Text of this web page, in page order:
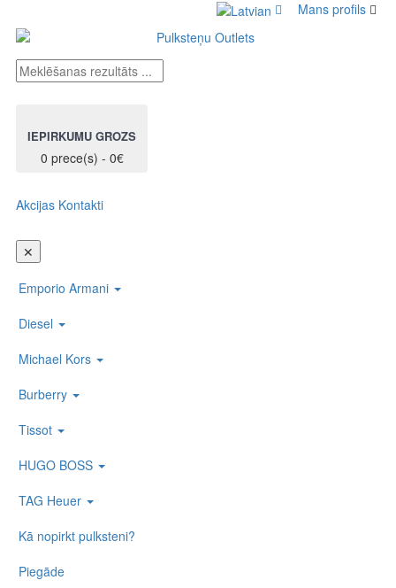
Mans profils
IEPIRKUMU GROZS
0 prece(s) - 0€
Akcijas Kontakti
✕
Emporio Armani
Diesel
Michael Kors
Burberry
Tissot
HUGO BOSS
TAG Heuer
Kā nopirkt pulksteni?
Piegāde